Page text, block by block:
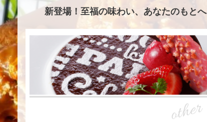
新登場！至福の味わい、あなたのもとへ